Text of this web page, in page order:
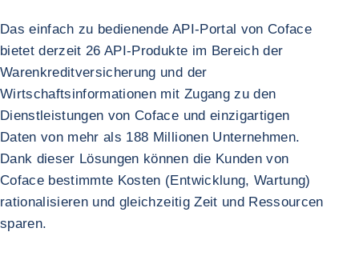
Das einfach zu bedienende API-Portal von Coface
bietet derzeit 26 API-Produkte im Bereich der
Warenkreditversicherung und der
Wirtschaftsinformationen mit Zugang zu den
Dienstleistungen von Coface und einzigartigen
Daten von mehr als 188 Millionen Unternehmen.
Dank dieser Lösungen können die Kunden von
Coface bestimmte Kosten (Entwicklung, Wartung)
rationalisieren und gleichzeitig Zeit und Ressourcen
sparen.